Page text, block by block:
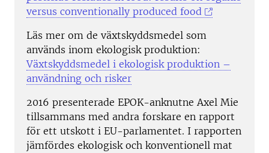
versus conventionally produced food
Läs mer om de växtskyddsmedel som
används inom ekologisk produktion:
Växtskyddsmedel i ekologisk produktion –
användning och risker
2016 presenterade EPOK-anknutne Axel Mie
tillsammans med andra forskare en rapport
för ett utskott i EU-parlamentet. I rapporten
jämfördes ekologisk och konventionell mat